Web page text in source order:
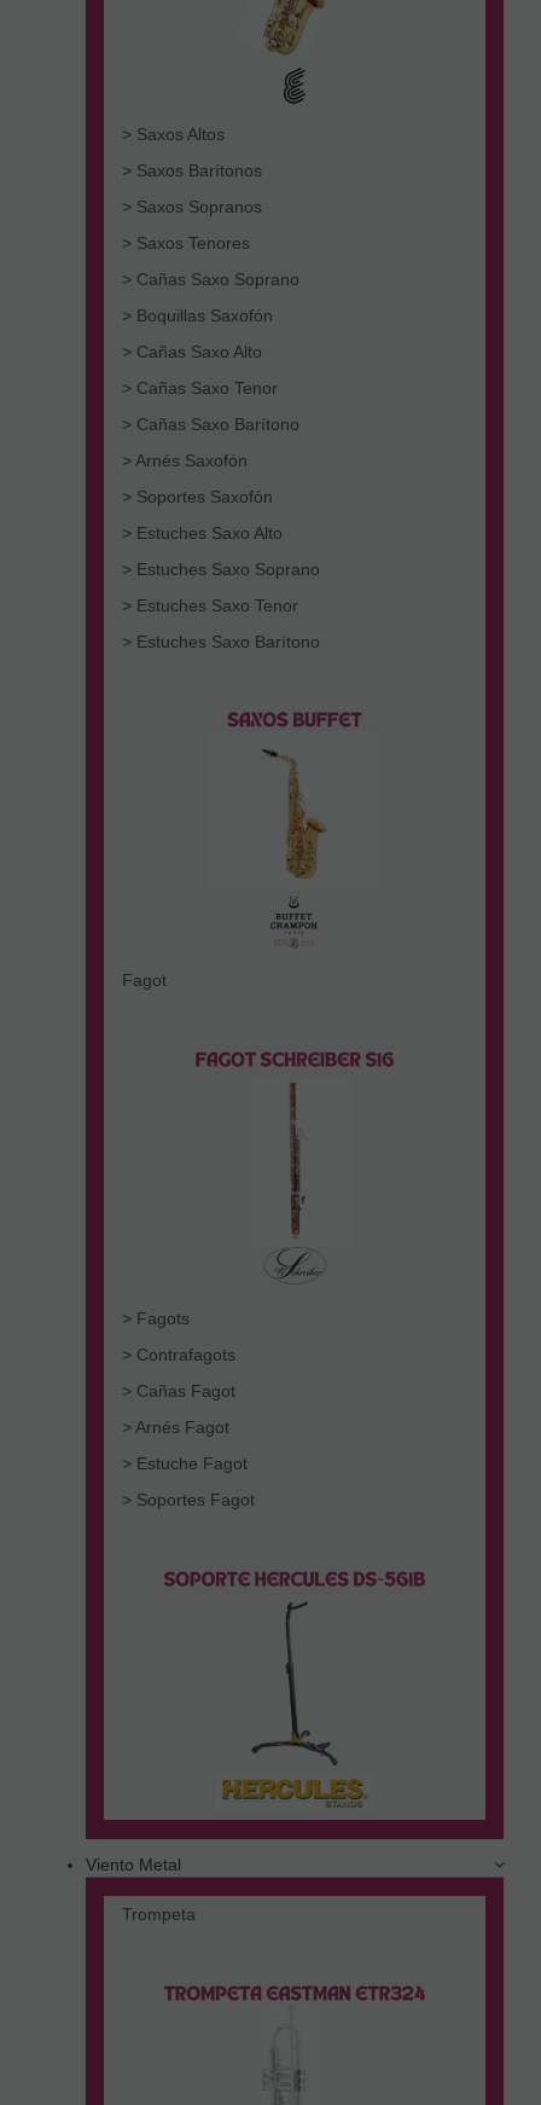
> Saxos Altos
> Saxos Barítonos
> Saxos Sopranos
> Saxos Tenores
> Cañas Saxo Soprano
> Boquillas Saxofón
> Cañas Saxo Alto
> Cañas Saxo Tenor
> Cañas Saxo Barítono
> Arnés Saxofón
> Soportes Saxofón
> Estuches Saxo Alto
> Estuches Saxo Soprano
> Estuches Saxo Tenor
> Estuches Saxo Barítono
Fagot
> Fagots
> Contrafagots
> Cañas Fagot
> Arnés Fagot
> Estuche Fagot
> Soportes Fagot
Viento Metal
Trompeta